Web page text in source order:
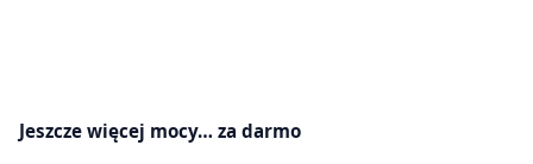
Jeszcze więcej mocy… za darmo